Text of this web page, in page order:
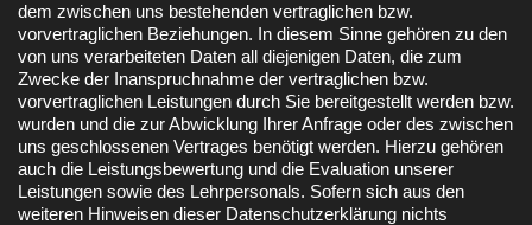
dem zwischen uns bestehenden vertraglichen bzw.
vorvertraglichen Beziehungen. In diesem Sinne gehören zu den
von uns verarbeiteten Daten all diejenigen Daten, die zum
Zwecke der Inanspruchnahme der vertraglichen bzw.
vorvertraglichen Leistungen durch Sie bereitgestellt werden bzw.
wurden und die zur Abwicklung Ihrer Anfrage oder des zwischen
uns geschlossenen Vertrages benötigt werden. Hierzu gehören
auch die Leistungsbewertung und die Evaluation unserer
Leistungen sowie des Lehrpersonals. Sofern sich aus den
weiteren Hinweisen dieser Datenschutzerklärung nichts